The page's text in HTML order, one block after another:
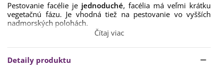
Pestovanie facélie je jednoduché, facélia má veľmi krátku
vegetačnú fázu. Je vhodná tiež na pestovanie vo vyšších
nadmorských polohách.
Dobre znáša aj sucho, ideálna pôda je
neutrálnym pH.
Semená facélie sa dajú
Čítaj viac
Detaily produktu